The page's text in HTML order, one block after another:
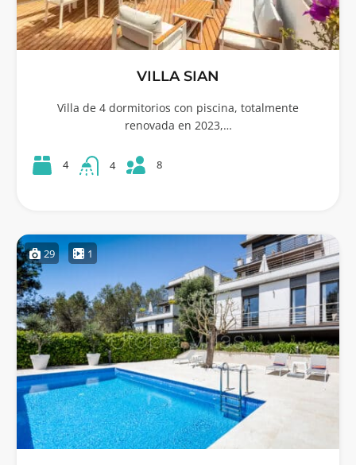
VILLA SIAN
Villa de 4 dormitorios con piscina, totalmente
renovada en 2023,…
4 4 8
29 1